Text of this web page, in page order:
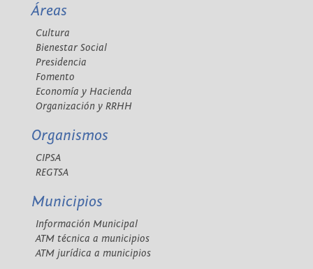
Áreas
Cultura
Bienestar Social
Presidencia
Fomento
Economía y Hacienda
Organización y RRHH
Organismos
CIPSA
REGTSA
Municipios
Información Municipal
ATM técnica a municipios
ATM jurídica a municipios